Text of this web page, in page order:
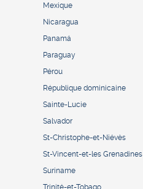
Mexique
Nicaragua
Panamá
Paraguay
Pérou
République dominicaine
Sainte-Lucie
Salvador
St-Christophe-et-Niévès
St-Vincent-et-les Grenadines
Suriname
Trinité-et-Tobago